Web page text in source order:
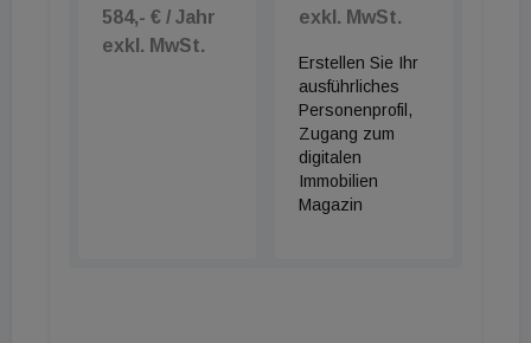
584,- € / Jahr
exkl. MwSt.
exkl. MwSt.
Erstellen Sie Ihr
ausführliches
Personenprofil,
Zugang zum
digitalen
Immobilien
Magazin